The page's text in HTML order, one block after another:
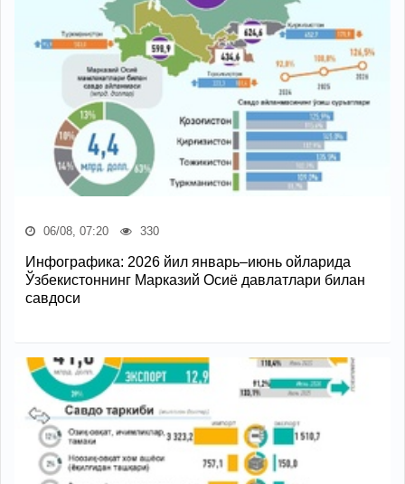
06/08, 07:20 330
Инфографика: 2026 йил январь–июнь ойларида
Ўзбекистоннинг Марказий Осиё давлатлари билан
савдоси